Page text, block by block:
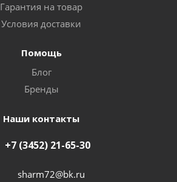
Гарантия на товар
Условия доставки
Помощь
Блог
Бренды
Наши контакты
+7 (3452) 21-65-30
sharm72@bk.ru